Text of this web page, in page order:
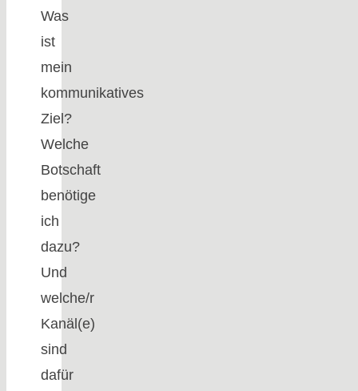
Was
ist
mein
kommunikatives
Ziel?
Welche
Botschaft
benötige
ich
dazu?
Und
welche/r
Kanäl(e)
sind
dafür